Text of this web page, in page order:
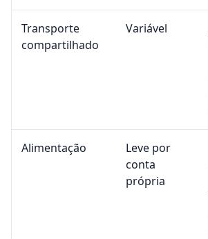
Transporte
compartilhado
Variável
Alimentação
Leve por
conta
própria